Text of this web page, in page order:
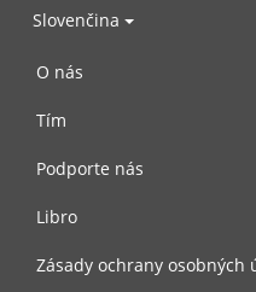
Slovenčina
O nás
Tím
Podporte nás
Libro
Zásady ochrany osobných